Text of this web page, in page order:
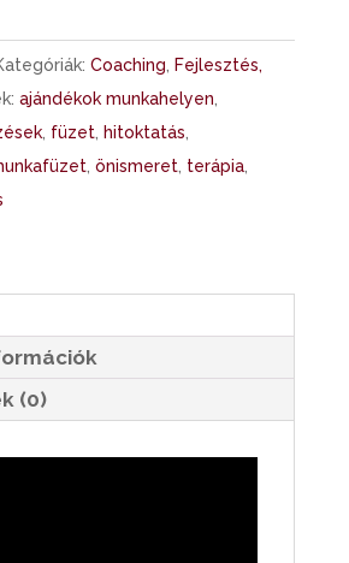
Coaching
Fejlesztés,
ajándékok munkahelyen
, füzet, hitoktatás
, önismeret, terápia,
(0)